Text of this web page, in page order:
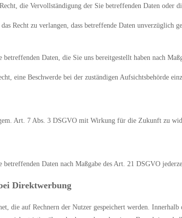
die Vervollständigung der Sie betreffenden Daten
Recht zu verlangen, dass betreffende Daten
betreffenden Daten, die Sie uns bereitgestellt haben nach
eine Beschwerde bei der zuständigen Aufsichtsbehörde
Art. 7 Abs. 3 DSGVO mit Wirkung für die Zukunft zu
Daten nach Maßgabe des Art. 21 DSGVO
Direktwerbung
die auf Rechnern der Nutzer gespeichert werden.